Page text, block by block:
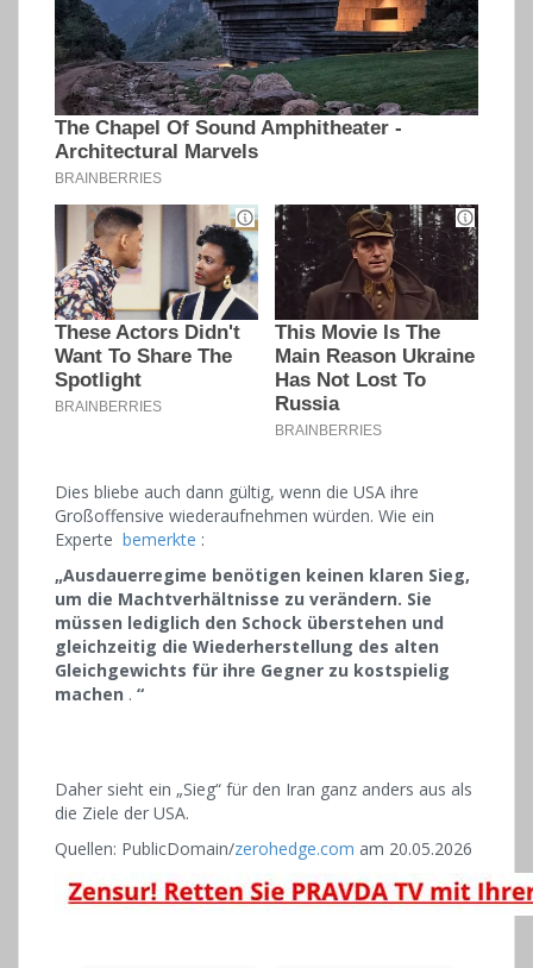
Dies bliebe auch dann gültig, wenn die USA ihre
Großoffensive wiederaufnehmen würden. Wie ein
Experte bemerkte :
„Ausdauerregime benötigen keinen klaren Sieg,
um die Machtverhältnisse zu verändern. Sie
müssen lediglich den Schock überstehen und
gleichzeitig die Wiederherstellung des alten
Gleichgewichts für ihre Gegner zu kostspielig
machen . “
Daher sieht ein „Sieg“ für den Iran ganz anders aus als
die Ziele der USA.
Quellen: PublicDomain/zerohedge.com am 20.05.2026